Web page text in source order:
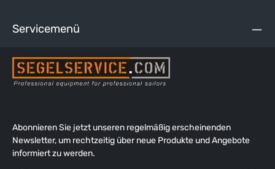
Servicemenü
Abonnieren Sie jetzt unseren regelmäßig erscheinenden
Newsletter, um rechtzeitig über neue Produkte und Angebote
informiert zu werden.